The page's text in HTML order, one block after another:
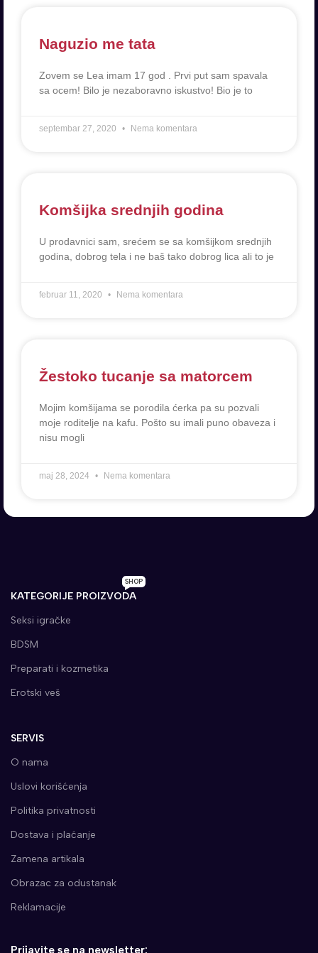
Naguzio me tata
Zovem se Lea imam 17 god . Prvi put sam spavala
sa ocem! Bilo je nezaboravno iskustvo! Bio je to
septembar 27, 2020 Nema komentara
Komšijka srednjih godina
U prodavnici sam, srećem se sa komšijkom srednjih
godina, dobrog tela i ne baš tako dobrog lica ali to je
februar 11, 2020 Nema komentara
Žestoko tucanje sa matorcem
Mojim komšijama se porodila ćerka pa su pozvali
moje roditelje na kafu. Pošto su imali puno obaveza i
nisu mogli
maj 28, 2024 Nema komentara
KATEGORIJE PROIZVODA
SHOP
Seksi igračke
BDSM
Preparati i kozmetika
Erotski veš
SERVIS
O nama
Uslovi korišćenja
Politika privatnosti
Dostava i plaćanje
Zamena artikala
Obrazac za odustanak
Reklamacije
Prijavite se na newsletter: